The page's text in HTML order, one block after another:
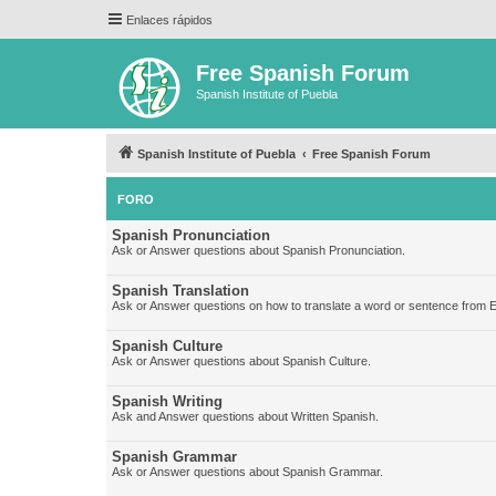
Enlaces rápidos
Free Spanish Forum
Spanish Institute of Puebla
Spanish Institute of Puebla Free Spanish Forum
FORO
Spanish Pronunciation
Ask or Answer questions about Spanish Pronunciation.
Spanish Translation
Ask or Answer questions on how to translate a word or sentence from
Spanish Culture
Ask or Answer questions about Spanish Culture.
Spanish Writing
Ask and Answer questions about Written Spanish.
Spanish Grammar
Ask or Answer questions about Spanish Grammar.